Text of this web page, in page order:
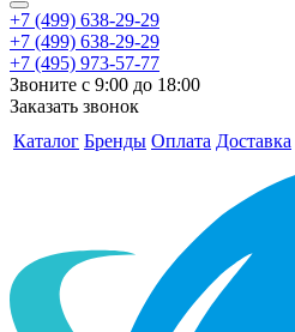
+7 (499) 638-29-29
+7 (499) 638-29-29
+7 (495) 973-57-77
Звоните с 9:00 до 18:00
Заказать звонок
Каталог Бренды Оплата Доставка